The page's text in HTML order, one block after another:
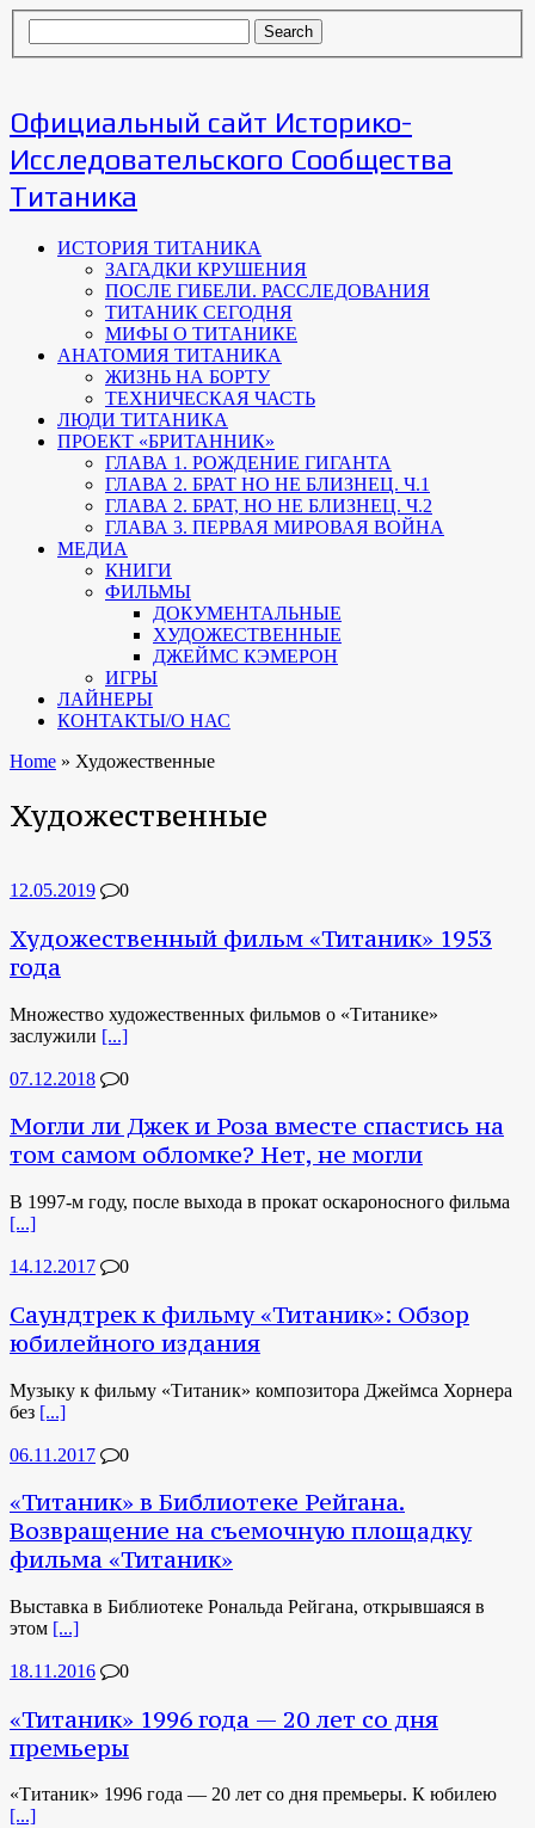
Официальный сайт Историко-
Исследовательского Сообщества
Титаника
ИСТОРИЯ ТИТАНИКА
ЗАГАДКИ КРУШЕНИЯ
ПОСЛЕ ГИБЕЛИ. РАССЛЕДОВАНИЯ
ТИТАНИК СЕГОДНЯ
МИФЫ О ТИТАНИКЕ
АНАТОМИЯ ТИТАНИКА
ЖИЗНЬ НА БОРТУ
ТЕХНИЧЕСКАЯ ЧАСТЬ
ЛЮДИ ТИТАНИКА
ПРОЕКТ «БРИТАННИК»
ГЛАВА 1. РОЖДЕНИЕ ГИГАНТА
ГЛАВА 2. БРАТ НО НЕ БЛИЗНЕЦ. Ч.1
ГЛАВА 2. БРАТ, НО НЕ БЛИЗНЕЦ. Ч.2
ГЛАВА 3. ПЕРВАЯ МИРОВАЯ ВОЙНА
МЕДИА
КНИГИ
ФИЛЬМЫ
ДОКУМЕНТАЛЬНЫЕ
ХУДОЖЕСТВЕННЫЕ
ДЖЕЙМС КЭМЕРОН
ИГРЫ
ЛАЙНЕРЫ
КОНТАКТЫ/О НАС
Home » Художественные
Художественные
12.05.2019 0
Художественный фильм «Титаник» 1953
года
Множество художественных фильмов о «Титанике»
заслужили [...]
07.12.2018 0
Могли ли Джек и Роза вместе спастись на
том самом обломке? Нет, не могли
В 1997-м году, после выхода в прокат оскароносного фильма
[...]
14.12.2017 0
Саундтрек к фильму «Титаник»: Обзор
юбилейного издания
Музыку к фильму «Титаник» композитора Джеймса Хорнера
без [...]
06.11.2017 0
«Титаник» в Библиотеке Рейгана.
Возвращение на съемочную площадку
фильма «Титаник»
Выставка в Библиотеке Рональда Рейгана, открывшаяся в
этом [...]
18.11.2016 0
«Титаник» 1996 года — 20 лет со дня
премьеры
«Титаник» 1996 года — 20 лет со дня премьеры. К юбилею
[...]